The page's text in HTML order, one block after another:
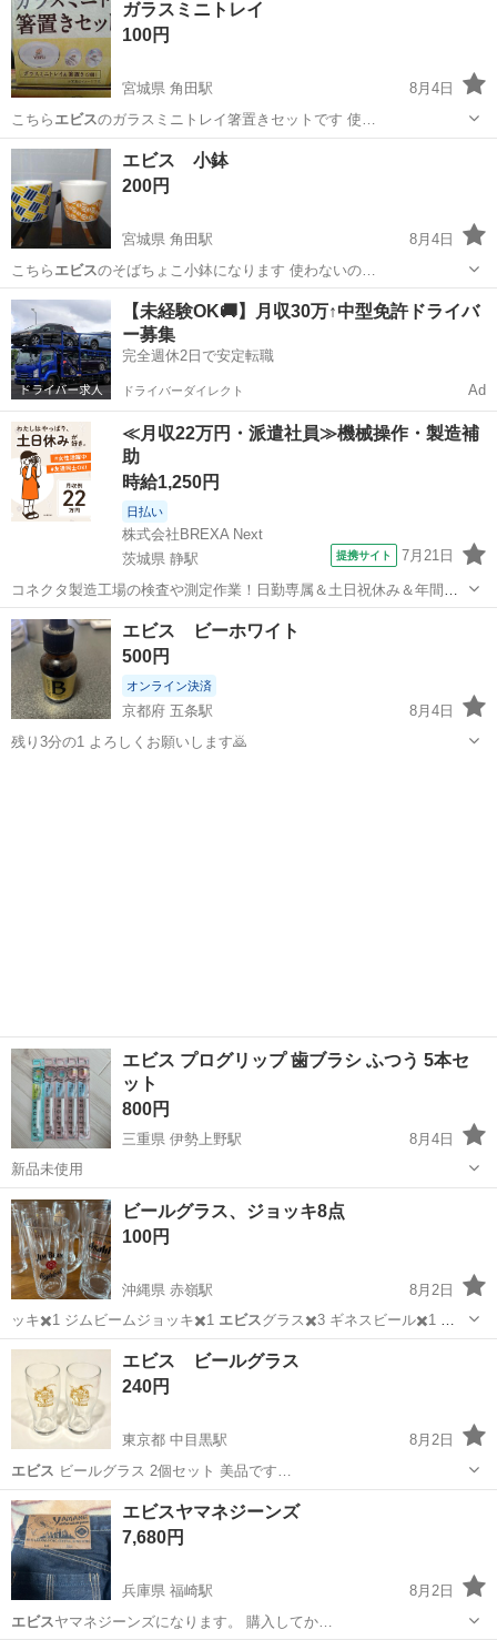
ガラスミニトレイ
100円
宮城県 角田駅
8月4日
こちら エビスのガラスミニトレイ箸置きセットです 使…
宮城 角田市 角田駅 食器
エビス 小鉢
200円
宮城県 角田駅
8月4日
こちら エビスのそばちょこ小鉢になります 使わないの…
宮城 角田市 角田駅 食器 エビス
【未経験OK🚚】月収30万↑中型免許ドライバ
ー募集
完全週休2日で安定転職
ドライバーダイレクト Ad
≪月収22万円・派遣社員≫機械操作・製造補
助
時給1,250円
日払い
株式会社BREXA Next
茨城県 静駅
提携サイト 7月21日
コネクタ製造工場の検査や測定作業！日勤専属＆土日祝休み＆年間休
日128日★クリーンルーム内作業★マイカー通勤OK＆無料駐車場あり
★就業先食堂利用可！日払い制度あり！《茨城県常陸大宮市》 人気の
工場のお仕事 ◇コネクタ製造工...
茨城 常陸大宮市 静駅 その他
エビス ビーホワイト
500円
オンライン決済
京都府 五条駅
8月4日
残り3分の1 よろしくお願いします🙇
エビス プログリップ 歯ブラシ ふつう 5本セ
ット
800円
三重県 伊勢上野駅
8月4日
新品未使用
三重 津市 伊勢上野駅
ビールグラス、ジョッキ8点
100円
沖縄県 赤嶺駅
8月2日
ッキ✖️1 ジムビームジョッキ✖️1 エビスグラス✖️3 ギネスビール✖️1 陸
✖…沖縄 豊見城市 食器
エビス ビールグラス
240円
東京都 中目黒駅
8月2日
エビス
ビールグラス 2個セット 美品です…
東京 目黒区 中目黒駅 エビス
エビスヤマネジーンズ
7,680円
兵庫県 福崎駅
8月2日
エビスヤマネジーンズになります。 購入してか…